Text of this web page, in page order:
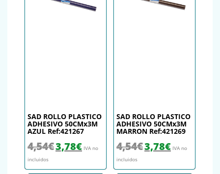
SAD ROLLO PLASTICO
ADHESIVO 50CMx3M
AZUL Ref:421267
4,54€ El precio original era: 4,54€.
3,78€El precio actual es: 3,78€.
IVA no
incluidos
SAD ROLLO PLASTICO
ADHESIVO 50CMx3M
MARRON Ref:421269
4,54€ El precio original era: 4,54€.
3,78€El precio actual
IVA no
incluidos